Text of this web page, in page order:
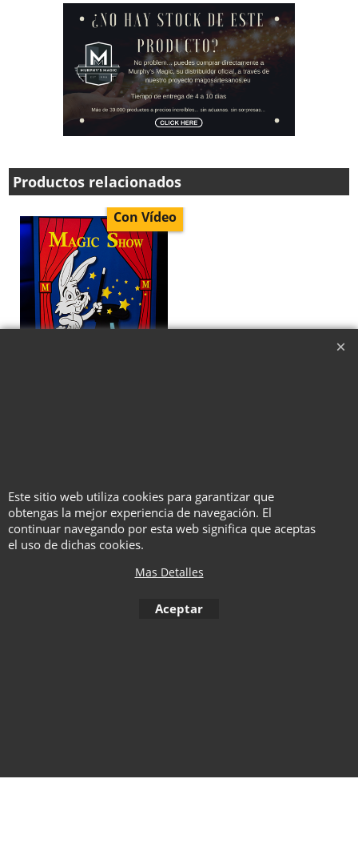
Productos relacionados
Con Vídeo
Compra ahora
To create online store ShopFactory eCommerce software was used.
Este sitio web utiliza cookies para garantizar que
obtengas la mejor experiencia de navegación. El
continuar navegando por esta web significa que aceptas
el uso de dichas cookies.
Mas Detalles
Aceptar